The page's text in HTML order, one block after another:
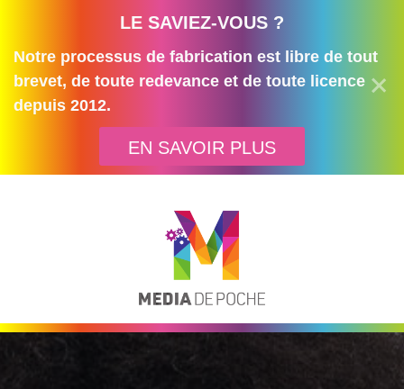
LE SAVIEZ-VOUS ?
Notre processus de fabrication est libre de tout
brevet, de toute redevance et de toute licence
depuis 2012.
EN SAVOIR PLUS